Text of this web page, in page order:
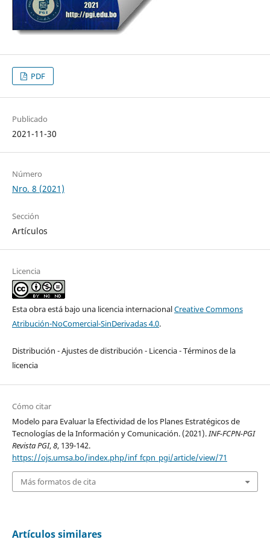
PDF
Publicado
2021-11-30
Número
Nro. 8 (2021)
Sección
Artículos
Licencia
Esta obra está bajo una licencia internacionalCreative Commons
Atribución-NoComercial-SinDerivadas 4.0.
Distribución - Ajustes de distribución - Licencia - Términos de la
licencia
Cómo citar
Modelo para Evaluar la Efectividad de los Planes Estratégicos de
Tecnologías de la Información y Comunicación. (2021). INF-FCPN-PGI
Revista PGI,8, 139-142.
https://ojs.umsa.bo/index.php/inf_fcpn_pgi/article/view/71
Más formatos de cita
Artículos similares